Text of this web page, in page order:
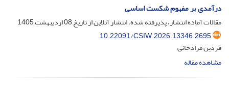
درآمدی بر مفهوم شکست اساسی
مقالات آماده انتشار، پذیرفته شده، انتشار آنلاین از تاریخ08 اردیبهشت 1405
10.22091/CSIW.2026.13346.2695
فردین مرادخانی
مشاهده مقاله